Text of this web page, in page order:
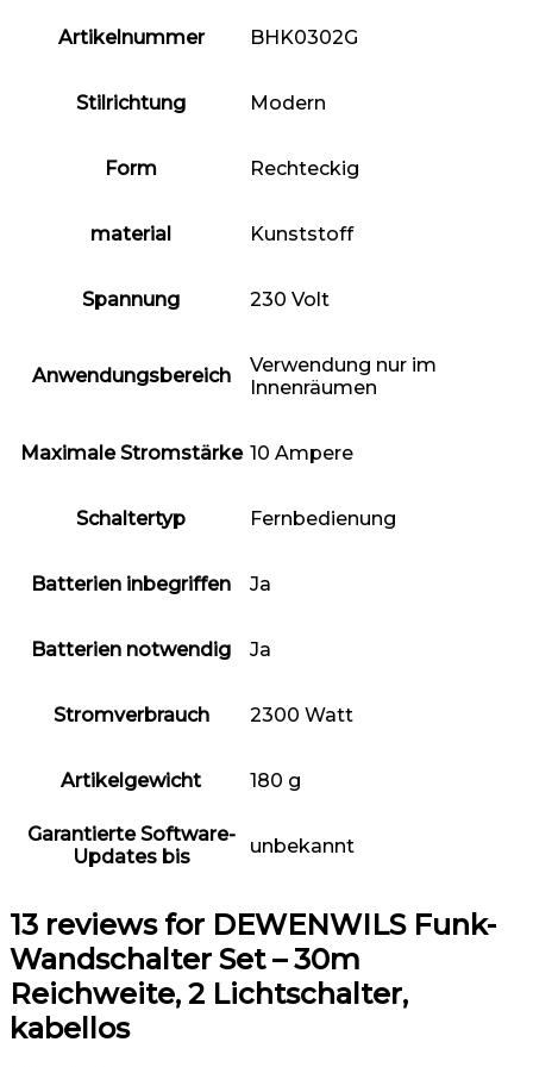
Artikelnummer ‎BHK0302G
Stilrichtung ‎Modern
Form ‎Rechteckig
material ‎Kunststoff
Spannung ‎230 Volt
Anwendungsbereich
‎Verwendung nur im
Innenräumen
Maximale Stromstärke ‎10 Ampere
Schaltertyp ‎Fernbedienung
Batterien inbegriffen ‎Ja
Batterien notwendig ‎Ja
Stromverbrauch ‎2300 Watt
Artikelgewicht ‎180 g
Garantierte Software-
Updates bis
‎unbekannt
13 reviews for DEWENWILS Funk-
Wandschalter Set – 30m
Reichweite, 2 Lichtschalter,
kabellos